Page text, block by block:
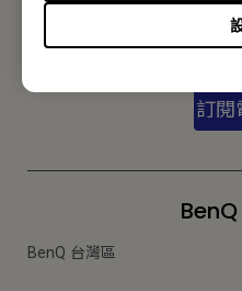
收到更多成功案例/科
訂閱
BenQ 台灣區